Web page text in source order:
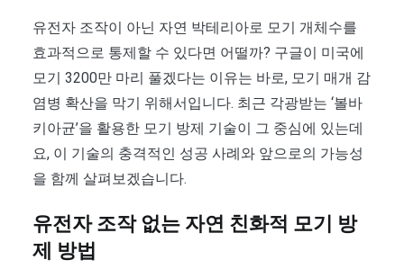
유전자 조작이 아닌 자연 박테리아로 모기 개체수를
효과적으로 통제할 수 있다면 어떨까? 구글이 미국에
모기 3200만 마리 풀겠다는 이유는 바로, 모기 매개 감
염병 확산을 막기 위해서입니다. 최근 각광받는 ‘볼바
키아균’을 활용한 모기 방제 기술이 그 중심에 있는데
요, 이 기술의 충격적인 성공 사례와 앞으로의 가능성
을 함께 살펴보겠습니다.
유전자 조작 없는 자연 친화적 모기 방
제 방법